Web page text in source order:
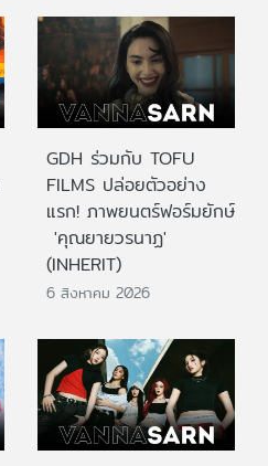
GDH ร่วมกับ TOFU
FILMS ปล่อยตัวอย่าง
แรก! ภาพยนตร์ฟอร์มยักษ์
'คุณยายวรนาฏ'
(INHERIT)
6 สิงหาคม 2026